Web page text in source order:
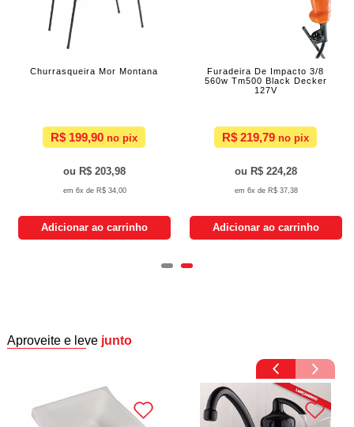
Churrasqueira Mor Montana
R$ 199,90
R$ 203,98
6x de R$ 34,00
Adicionar ao carrinho
Furadeira De Impacto 3/8
560w Tm500 Black Decker
127V
R$ 219,79
R$ 224,28
6x de R$ 37,38
Adicionar ao carrinho
Aproveite e leve junto